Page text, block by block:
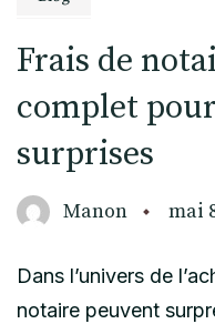
Frais de
complet
surprises
Manon mai
Dans l’univers de
notaire peuvent